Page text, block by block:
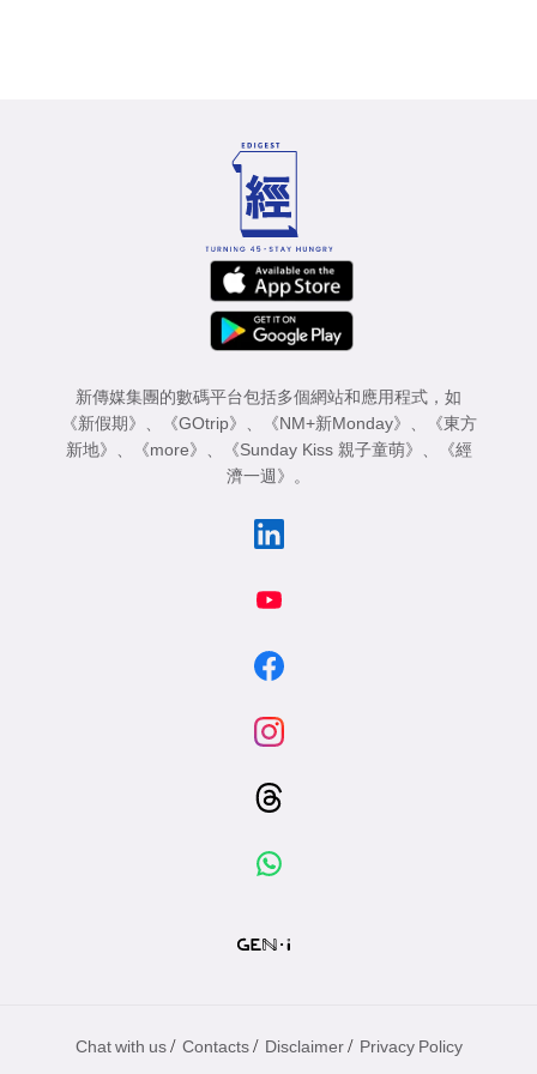
新傳媒集團的數碼平台包括多個網站和應用程式，如
《新假期》
《GOtrip》 《NM+新Monday》
《東方
新地》
《more》 《Sunday Kiss 親子童萌》
《經
濟一週》
。
Chat with us / Contacts / Disclaimer / Privacy Policy